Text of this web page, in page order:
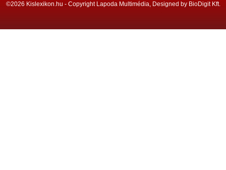
©2026 Kislexikon.hu - Copyright Lapoda Multimédia, Designed by BioDigit Kft.